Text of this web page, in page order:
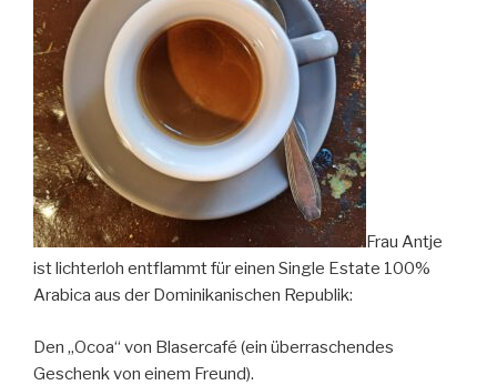
Frau Antje
ist lichterloh entflammt für einen Single Estate 100%
Arabica aus der Dominikanischen Republik:
Den „Ocoa“ von Blasercafé (ein überraschendes
Geschenk von einem Freund).